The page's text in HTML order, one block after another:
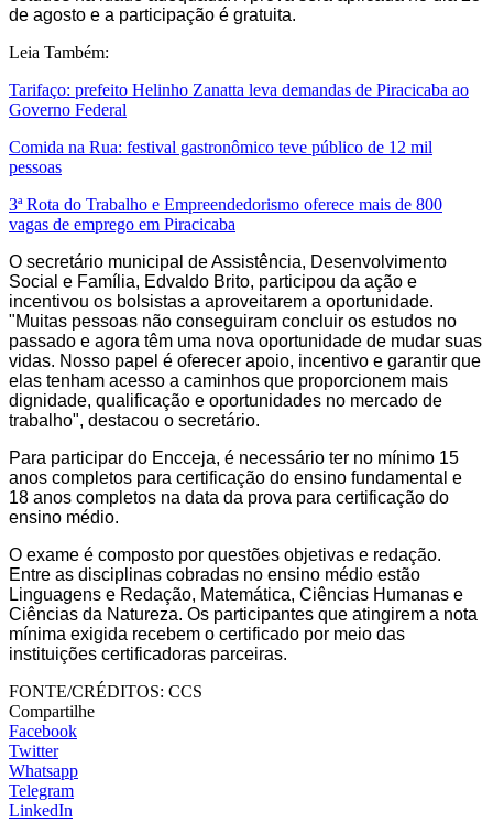
de agosto e a participação é gratuita.
Leia Também:
Tarifaço: prefeito Helinho Zanatta leva demandas de Piracicaba ao
Governo Federal
Comida na Rua: festival gastronômico teve público de 12 mil
pessoas
3ª Rota do Trabalho e Empreendedorismo oferece mais de 800
vagas de emprego em Piracicaba
O secretário municipal de Assistência, Desenvolvimento
Social e Família, Edvaldo Brito, participou da ação e
incentivou os bolsistas a aproveitarem a oportunidade.
"Muitas pessoas não conseguiram concluir os estudos no
passado e agora têm uma nova oportunidade de mudar suas
vidas. Nosso papel é oferecer apoio, incentivo e garantir que
elas tenham acesso a caminhos que proporcionem mais
dignidade, qualificação e oportunidades no mercado de
trabalho", destacou o secretário.
Para participar do Encceja, é necessário ter no mínimo 15
anos completos para certificação do ensino fundamental e
18 anos completos na data da prova para certificação do
ensino médio.
O exame é composto por questões objetivas e redação.
Entre as disciplinas cobradas no ensino médio estão
Linguagens e Redação, Matemática, Ciências Humanas e
Ciências da Natureza. Os participantes que atingirem a nota
mínima exigida recebem o certificado por meio das
instituições certificadoras parceiras.
FONTE/CRÉDITOS: CCS
Compartilhe
Facebook
Twitter
Whatsapp
Telegram
LinkedIn